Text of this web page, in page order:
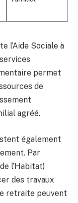
l’Aide Sociale à
permet
de
agréé.
également
Par
l’Habitat)
des travaux
retraite peuvent